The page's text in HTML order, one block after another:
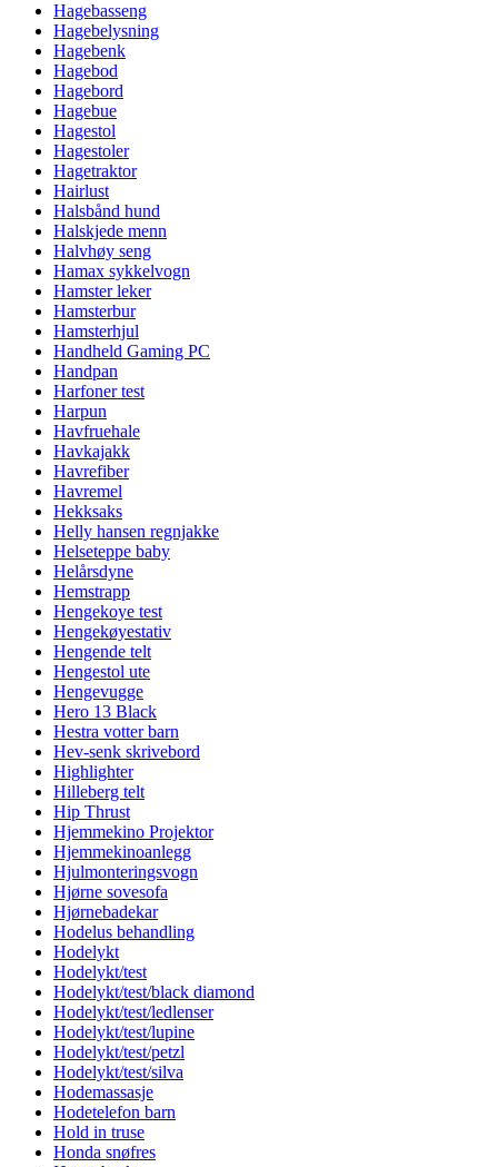
Hagebasseng
Hagebelysning
Hagebenk
Hagebod
Hagebord
Hagebue
Hagestol
Hagestoler
Hagetraktor
Hairlust
Halsbånd hund
Halskjede menn
Halvhøy seng
Hamax sykkelvogn
Hamster leker
Hamsterbur
Hamsterhjul
Handheld Gaming PC
Handpan
Harfoner test
Harpun
Havfruehale
Havkajakk
Havrefiber
Havremel
Hekksaks
Helly hansen regnjakke
Helseteppe baby
Helårsdyne
Hemstrapp
Hengekoye test
Hengekøyestativ
Hengende telt
Hengestol ute
Hengevugge
Hero 13 Black
Hestra votter barn
Hev-senk skrivebord
Highlighter
Hilleberg telt
Hip Thrust
Hjemmekino Projektor
Hjemmekinoanlegg
Hjulmonteringsvogn
Hjørne sovesofa
Hjørnebadekar
Hodelus behandling
Hodelykt
Hodelykt/test
Hodelykt/test/black diamond
Hodelykt/test/ledlenser
Hodelykt/test/lupine
Hodelykt/test/petzl
Hodelykt/test/silva
Hodemassasje
Hodetelefon barn
Hold in truse
Honda snøfres